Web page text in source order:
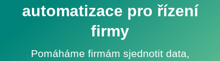
automatizace pro řízení
firmy
Pomáháme firmám sjednotit data,